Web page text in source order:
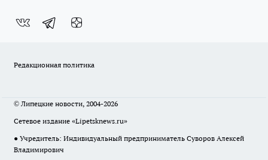
Редакционная политика
© Липецкие новости, 2004-2026
Сетевое издание «Lipetsknews.ru»
● Учредитель: Индивидуальный предприниматель Суворов Алексей
Владимирович